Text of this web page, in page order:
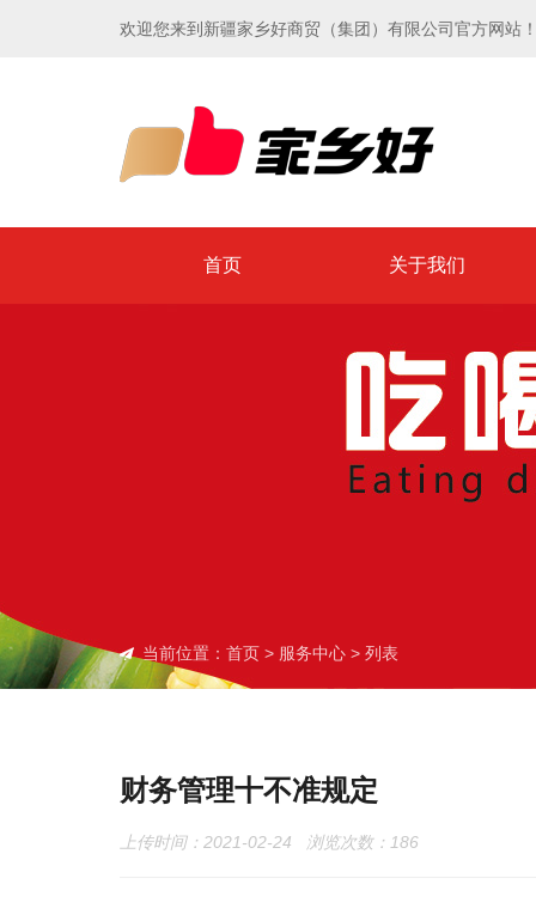
欢迎您来到新疆家乡好商贸（集团）有限公司官方网站
首页 关于我们
当前位置： 首页 > 服务中心 > 列表
财务管理十不准规定
上传时间：2021-02-24 浏览次数： 186